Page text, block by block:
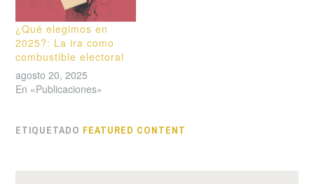
¿Qué elegimos en
2025?: La ira como
combustible electoral
agosto 20, 2025
En «Publicaciones»
ETIQUETADO FEATURED CONTENT